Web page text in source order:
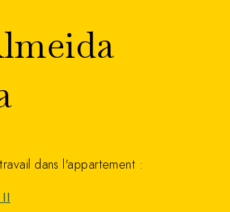
dans l'appartement :